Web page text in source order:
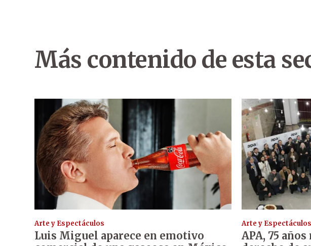
Más contenido de esta
Arte y Espectáculos
Luis Miguel aparece en emotivo
Arte y Espectáculos
APA, 75